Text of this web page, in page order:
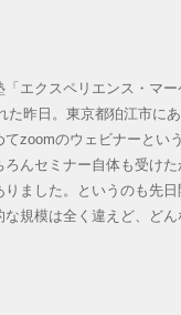
エクスペリエンス・マ
た昨日。東京都狛江市に
zoomのウェビナーとい
んセミナー自体も受け
ました。というのも先
な規模は全く違えど、ど